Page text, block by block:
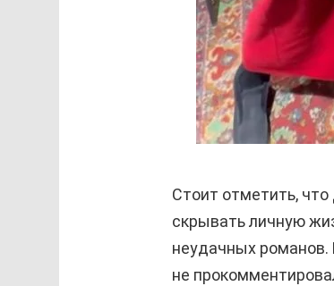
Стоит отметить,
скрывать личную
неудачных
не